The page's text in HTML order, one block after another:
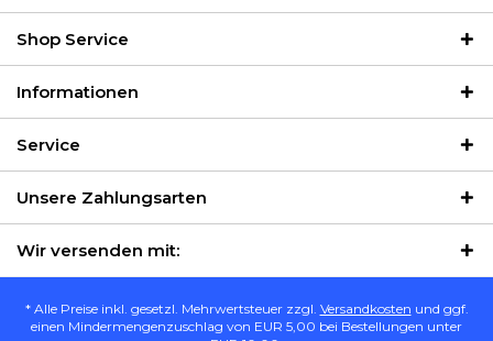
Shop Service
Informationen
Service
Unsere Zahlungsarten
Wir versenden mit:
* Alle Preise inkl. gesetzl. Mehrwertsteuer zzgl. Versandkosten und ggf.
einen Mindermengenzuschlag von EUR 5,00 bei Bestellungen unter